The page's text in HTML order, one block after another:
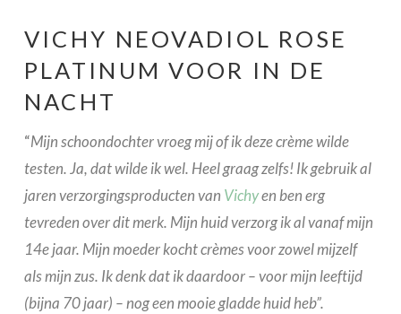
VICHY NEOVADIOL ROSE
PLATINUM VOOR IN DE
NACHT
“Mijn schoondochter vroeg mij of ik deze crème wilde
testen. Ja, dat wilde ik wel. Heel graag zelfs! Ik gebruik al
jaren verzorgingsproducten van Vichyen ben erg
tevreden over dit merk. Mijn huid verzorg ik al vanaf mijn
14e jaar. Mijn moeder kocht crèmes voor zowel mijzelf
als mijn zus. Ik denk dat ik daardoor – voor mijn leeftijd
(bijna 70 jaar) – nog een mooie gladde huid heb”.